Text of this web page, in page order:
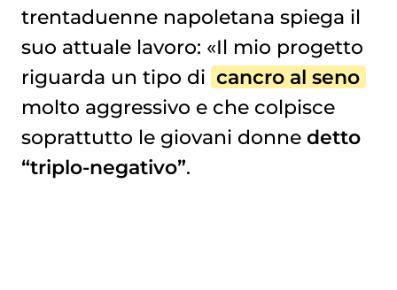
trentaduenne napoletana spiega il
suo attuale lavoro: «Il mio progetto
riguarda un tipo di cancro al seno
molto aggressivo e che colpisce
soprattutto le giovani donne detto
“triplo-negativo”.